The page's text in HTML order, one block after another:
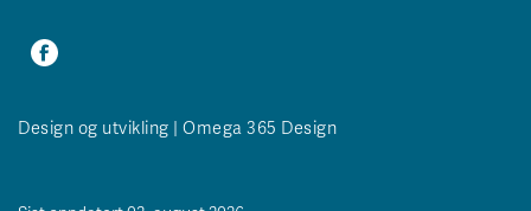
Design og utvikling | Omega 365 Design